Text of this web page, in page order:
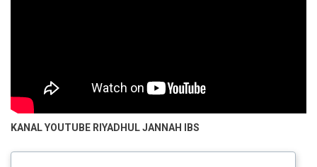
KANAL YOUTUBE RIYADHUL JANNAH IBS